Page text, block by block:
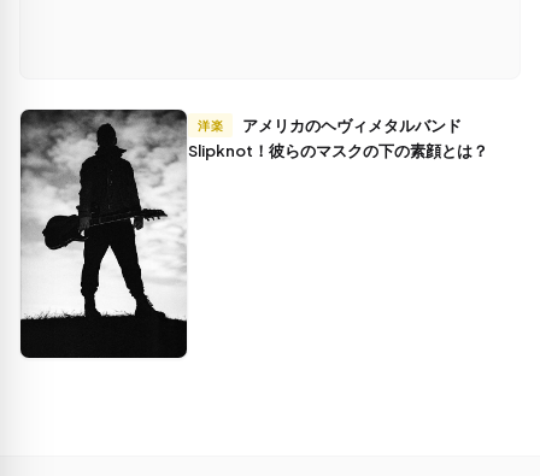
洋楽
Slipknot！彼らのマスクの下の素顔とは？